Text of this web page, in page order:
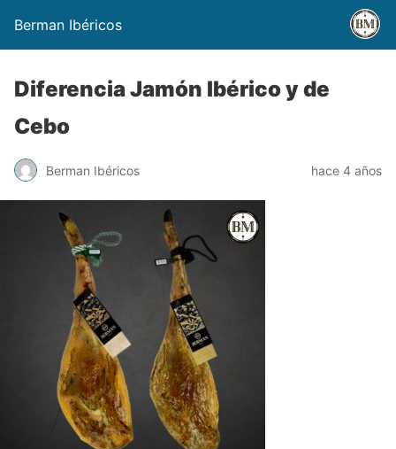
Berman Ibéricos
Diferencia Jamón Ibérico y de
Cebo
Berman Ibéricos hace 4 años